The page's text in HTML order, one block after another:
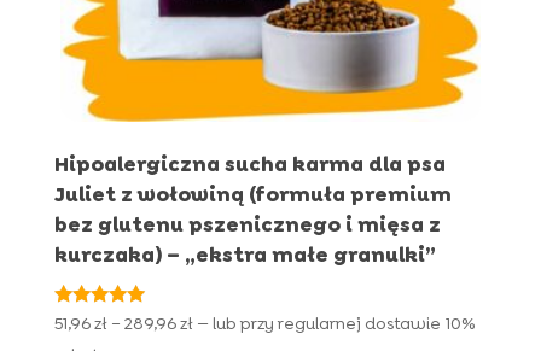
Hipoalergiczna sucha karma dla psa
Juliet z wołowiną (formuła premium
bez glutenu pszenicznego i mięsa z
kurczaka) – „ekstra małe granulki”
Oceniono
4.90
51,96zł – 289,96złZakres
— lub przy regularnej dostawie 10%